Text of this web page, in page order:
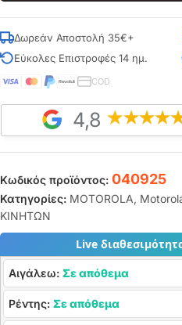
Δωρεάν Αποστολή 35€+
Εύκολες Επιστροφές 14 ημ.
COD
4,8
Κωδικός προϊόντος: 040925
Κατηγορίες: MOTOROLA,
ΚΙΝΗΤΩΝ
Live
Αιγάλεω: Σε απόθεμα
Ρέντης: Σε απόθεμα